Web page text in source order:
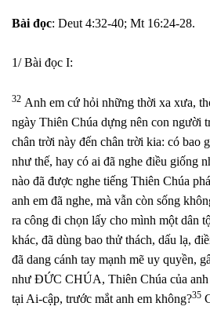
Bài đọc: Deut 4:32-40; Mt 16:24-28.
1/ Bài đọc I:
32 Anh em cứ hỏi những thời xa xưa,
ngày Thiên Chúa dựng nên con người
chân trời này đến chân trời kia: có bao
như thế, hay có ai đã nghe điều giống
nào đã được nghe tiếng Thiên Chúa
anh em đã nghe, mà vẫn còn sống
ra công đi chọn lấy cho mình một dân
khác, đã dùng bao thử thách, dấu lạ,
đã dang cánh tay mạnh mẽ uy quyền,
như ĐỨC CHÚA, Thiên Chúa của anh
tại Ai-cập, trước mắt anh em không?35